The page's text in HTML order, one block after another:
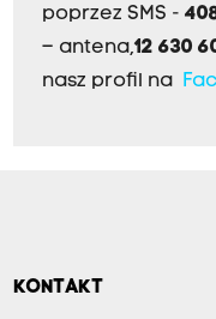
poprzez SMS -
– antena,12 630
nasz profil na
KONTAKT